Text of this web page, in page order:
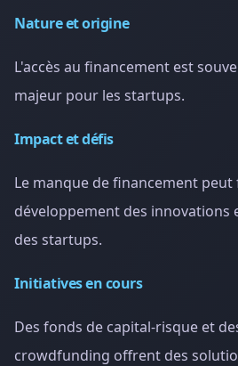
Nature et origine
L'accès au financement est
majeur pour les startups.
Impact et défis
Le manque de financement
développement des innovations
des startups.
Initiatives en cours
Des fonds de capital-risque et
crowdfunding offrent des